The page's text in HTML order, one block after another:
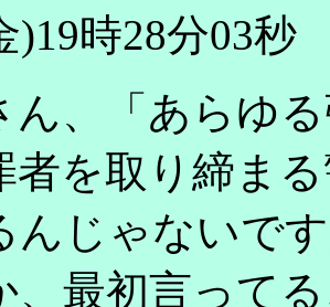
)19時28分03秒
、「あらゆ
者を取り締ま
んじゃないで
最初言って